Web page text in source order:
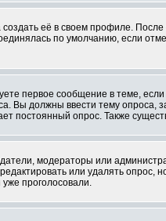
её в своем профиле.
по умолчанию, если
первое сообщение в теме,
Вы должны ввести тему
постоянный опрос. Также
модераторы или
или удалять
проголосовали.